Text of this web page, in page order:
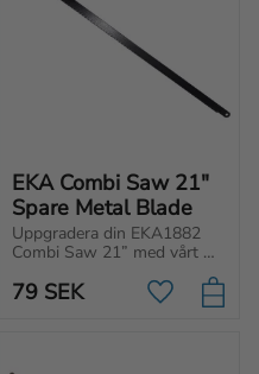
EKA Combi Saw 21"
Spare Metal Blade
Uppgradera din EKA1882
Combi Saw 21” med vårt
användning på metall.
79 SEK Lägg till i